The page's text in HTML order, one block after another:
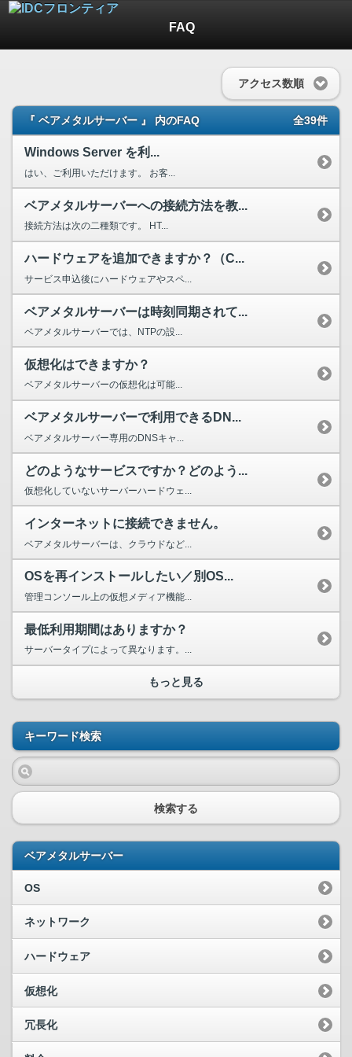
FAQ
アクセス数順
『 ベアメタルサーバー 』 内のFAQ 全39件
Windows Server を利...
はい、ご利用いただけます。 お客...
ベアメタルサーバーへの接続方法を教...
接続方法は次の二種類です。 HT...
ハードウェアを追加できますか？（C...
サービス申込後にハードウェアやスペ...
ベアメタルサーバーは時刻同期されて...
ベアメタルサーバーでは、NTPの設...
仮想化はできますか？
ベアメタルサーバーの仮想化は可能...
ベアメタルサーバーで利用できるDN...
ベアメタルサーバー専用のDNSキャ...
どのようなサービスですか？どのよう...
仮想化していないサーバーハードウェ...
インターネットに接続できません。
ベアメタルサーバーは、クラウドなど...
OSを再インストールしたい／別OS...
管理コンソール上の仮想メディア機能...
最低利用期間はありますか？
サーバータイプによって異なります。...
もっと見る
キーワード検索
検索する
ベアメタルサーバー
OS
ネットワーク
ハードウェア
仮想化
冗長化